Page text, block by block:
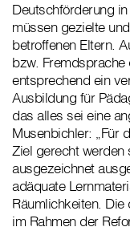
Deutschförderung
müssen gezielte
betroffenen Eltern.
bzw.
entsprechend ein
Ausbildung für
das alles sei eine
Musenbichler: „Für
Ziel gerecht werden
ausgezeichnet
adäquate
Räumlichkeiten.
im Rahmen der